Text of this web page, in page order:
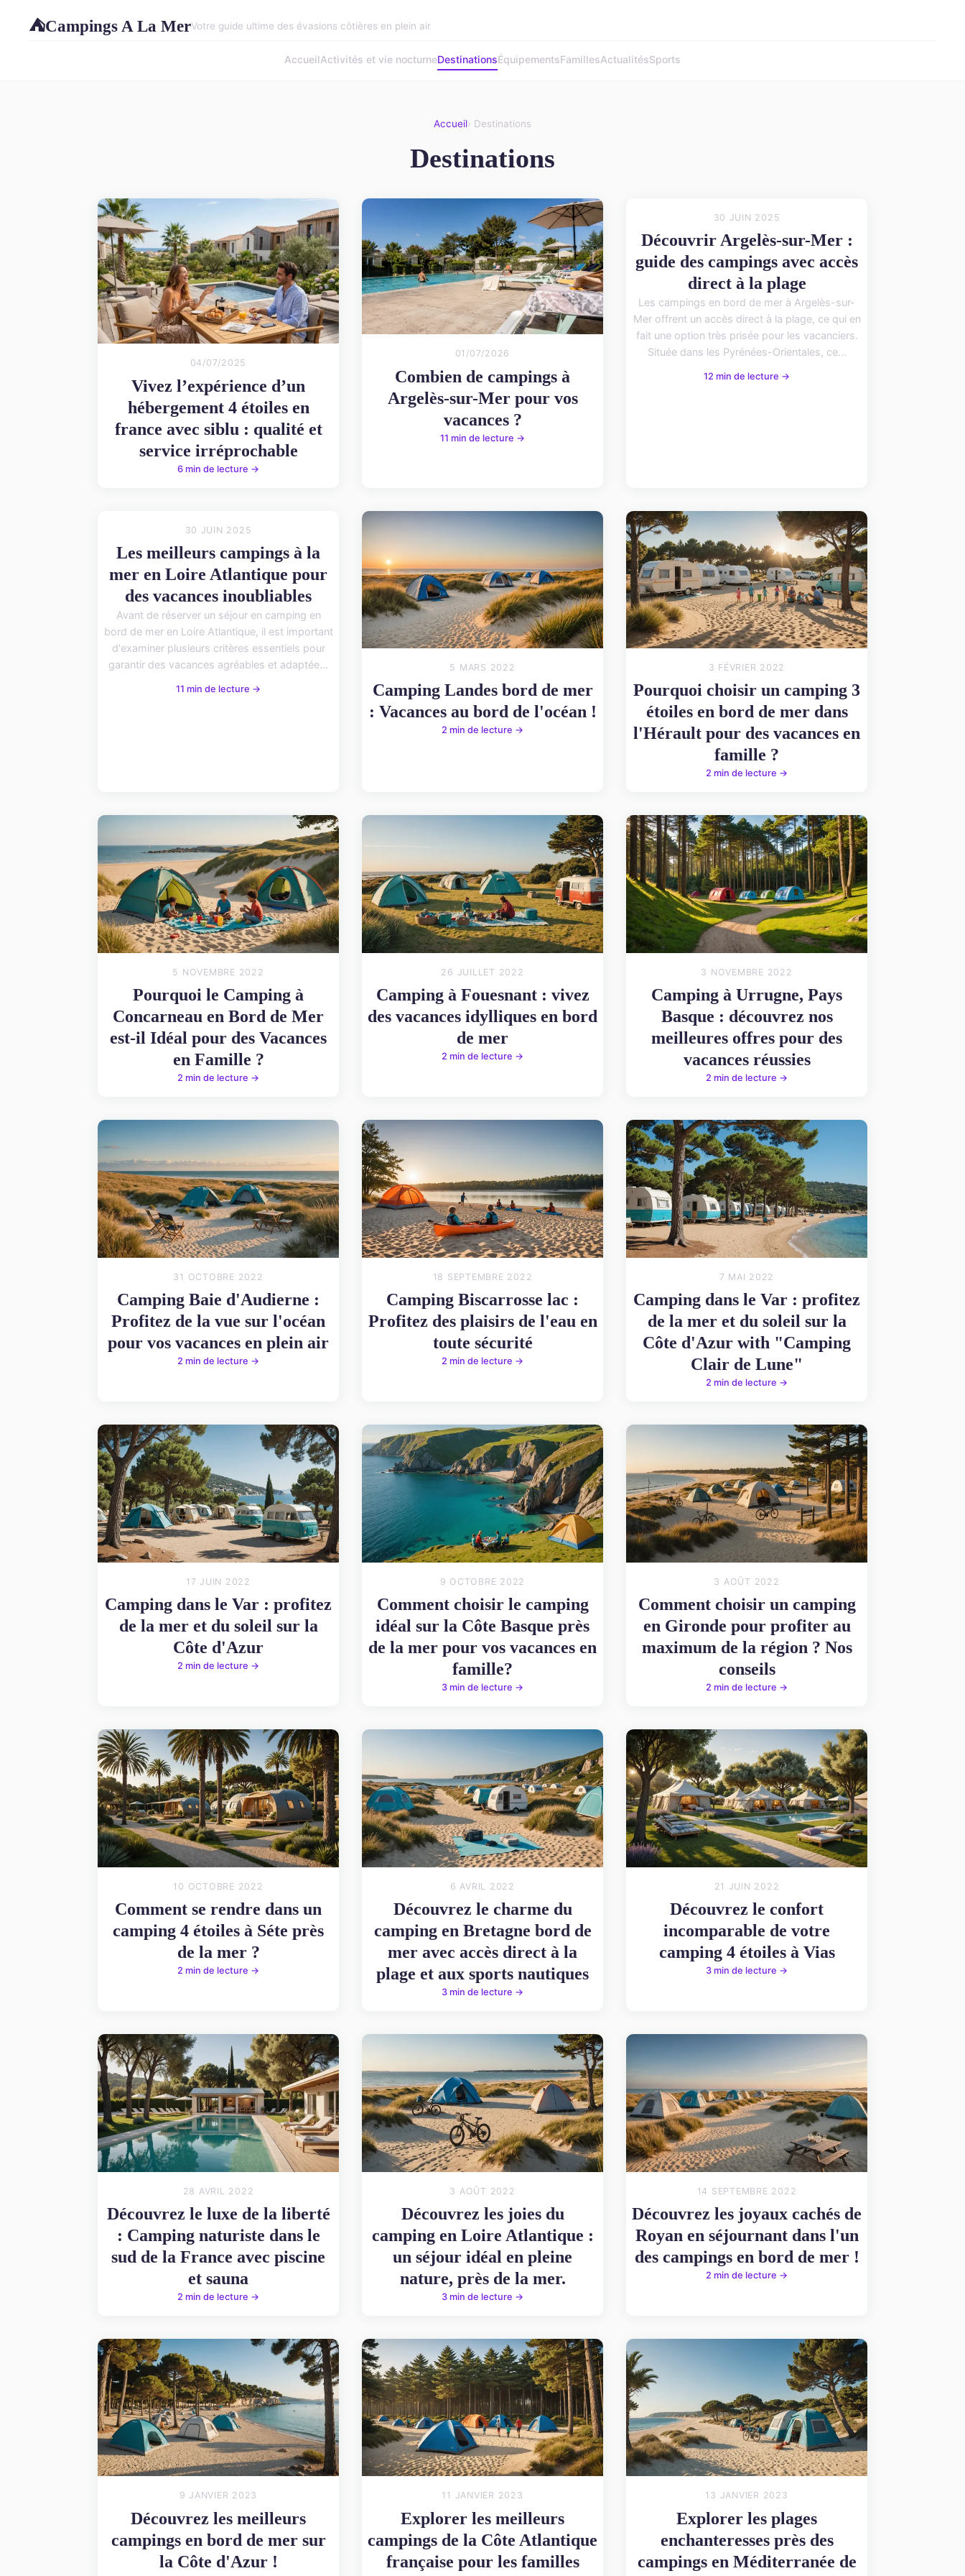
⛺Campings A La MerVotre guide ultime des évasions côtières en plein air
AccueilActivités et vie nocturneDestinationsÉquipementsFamillesActualitésSports
Accueil› Destinations
Destinations
04/07/2025
Vivez l’expérience d’un
hébergement 4 étoiles en
france avec siblu : qualité et
service irréprochable
6 min de lecture →
01/07/2026
Combien de campings à
Argelès-sur-Mer pour vos
vacances ?
11 min de lecture →
30 JUIN 2025
Découvrir Argelès-sur-Mer :
guide des campings avec accès
direct à la plage
Les campings en bord de mer à Argelès-sur-
Mer offrent un accès direct à la plage, ce qui en
fait une option très prisée pour les vacanciers.
Située dans les Pyrénées-Orientales, ce...
12 min de lecture →
30 JUIN 2025
Les meilleurs campings à la
mer en Loire Atlantique pour
des vacances inoubliables
Avant de réserver un séjour en camping en
bord de mer en Loire Atlantique, il est important
d'examiner plusieurs critères essentiels pour
garantir des vacances agréables et adaptée...
11 min de lecture →
5 MARS 2022
Camping Landes bord de mer
: Vacances au bord de l'océan !
2 min de lecture →
3 FÉVRIER 2022
Pourquoi choisir un camping 3
étoiles en bord de mer dans
l'Hérault pour des vacances en
famille ?
2 min de lecture →
5 NOVEMBRE 2022
Pourquoi le Camping à
Concarneau en Bord de Mer
est-il Idéal pour des Vacances
en Famille ?
2 min de lecture →
26 JUILLET 2022
Camping à Fouesnant : vivez
des vacances idylliques en bord
de mer
2 min de lecture →
3 NOVEMBRE 2022
Camping à Urrugne, Pays
Basque : découvrez nos
meilleures offres pour des
vacances réussies
2 min de lecture →
31 OCTOBRE 2022
Camping Baie d'Audierne :
Profitez de la vue sur l'océan
pour vos vacances en plein air
2 min de lecture →
18 SEPTEMBRE 2022
Camping Biscarrosse lac :
Profitez des plaisirs de l'eau en
toute sécurité
2 min de lecture →
7 MAI 2022
Camping dans le Var : profitez
de la mer et du soleil sur la
Côte d'Azur with "Camping
Clair de Lune"
2 min de lecture →
17 JUIN 2022
Camping dans le Var : profitez
de la mer et du soleil sur la
Côte d'Azur
2 min de lecture →
9 OCTOBRE 2022
Comment choisir le camping
idéal sur la Côte Basque près
de la mer pour vos vacances en
famille?
3 min de lecture →
3 AOÛT 2022
Comment choisir un camping
en Gironde pour profiter au
maximum de la région ? Nos
conseils
2 min de lecture →
10 OCTOBRE 2022
Comment se rendre dans un
camping 4 étoiles à Séte près
de la mer ?
2 min de lecture →
6 AVRIL 2022
Découvrez le charme du
camping en Bretagne bord de
mer avec accès direct à la
plage et aux sports nautiques
3 min de lecture →
21 JUIN 2022
Découvrez le confort
incomparable de votre
camping 4 étoiles à Vias
3 min de lecture →
28 AVRIL 2022
Découvrez le luxe de la liberté
: Camping naturiste dans le
sud de la France avec piscine
et sauna
2 min de lecture →
3 AOÛT 2022
Découvrez les joies du
camping en Loire Atlantique :
un séjour idéal en pleine
nature, près de la mer.
3 min de lecture →
14 SEPTEMBRE 2022
Découvrez les joyaux cachés de
Royan en séjournant dans l'un
des campings en bord de mer !
2 min de lecture →
9 JANVIER 2023
Découvrez les meilleurs
campings en bord de mer sur
la Côte d'Azur !
11 JANVIER 2023
Explorer les meilleurs
campings de la Côte Atlantique
française pour les familles
13 JANVIER 2023
Explorer les plages
enchanteresses près des
campings en Méditerranée de